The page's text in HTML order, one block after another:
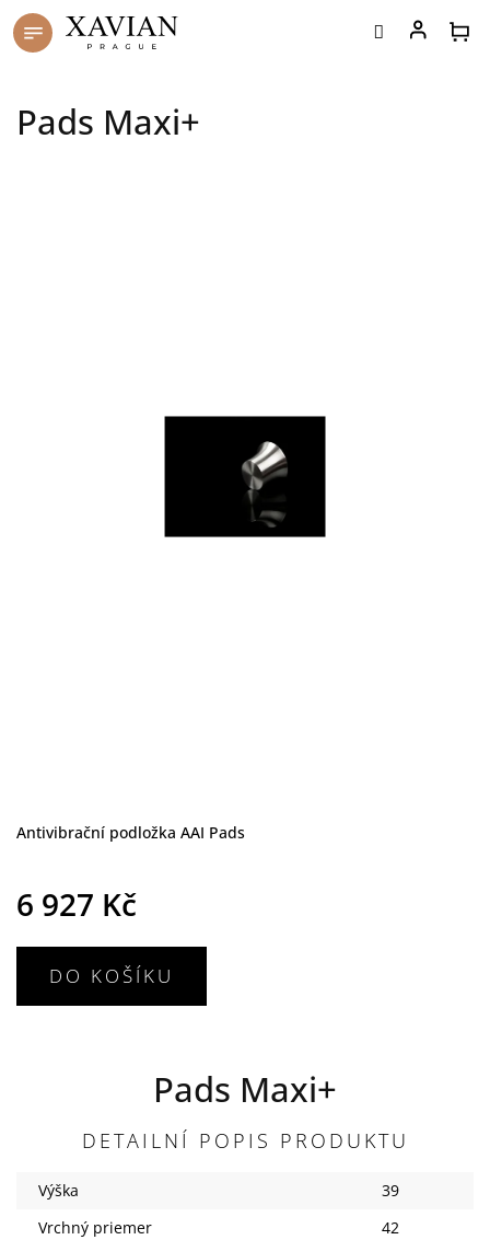
Přejít
na
Pads Maxi+
6 927 Kč
DO KOŠÍKU
Antivibrační podložka AAI Pads
Pads Maxi+
DETAILNÍ POPIS PRODUKTU
Výška
39
Vrchný priemer
42